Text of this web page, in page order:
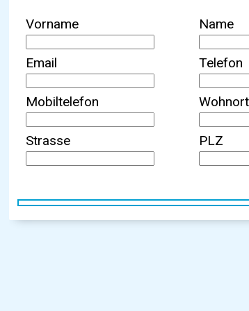
Vorname Name
Email Telefon
Mobiltelefon Wohnort
Strasse PLZ